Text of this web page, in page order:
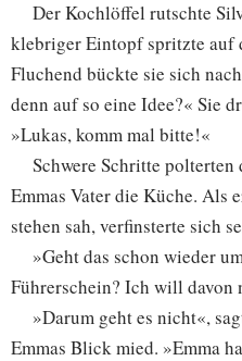
Der Kochlöffel rutschte
klebriger Eintopf spritzte auf
Fluchend bückte sie sich
denn auf so eine Idee?« Sie
»Lukas, komm mal bitte!«
Schwere Schritte
Emmas Vater die Küche. Als
stehen sah, verfinsterte sich
»Geht das schon wieder
Führerschein? Ich will davon
»Darum geht es nicht«,
Emmas Blick mied. »Emma